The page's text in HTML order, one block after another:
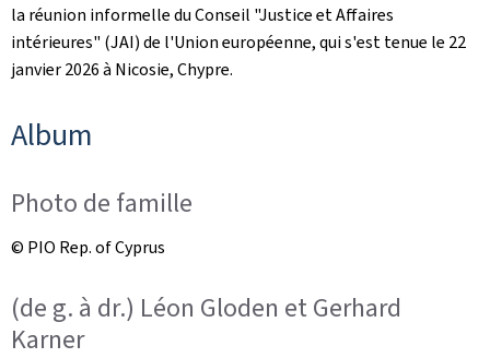
la réunion informelle du Conseil "Justice et Affaires
intérieures" (JAI) de l'Union européenne, qui s'est tenue le 22
janvier 2026 à Nicosie, Chypre.
Album
Photo de famille
© PIO Rep. of Cyprus
(de g. à dr.) Léon Gloden et Gerhard
Karner